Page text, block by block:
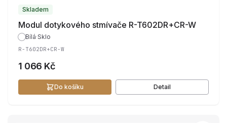
Skladem
Modul dotykového stmívače R-T602DR+CR-W
Bílá·Sklo
R-T602DR+CR-W
1 066 Kč
Do košíku Detail